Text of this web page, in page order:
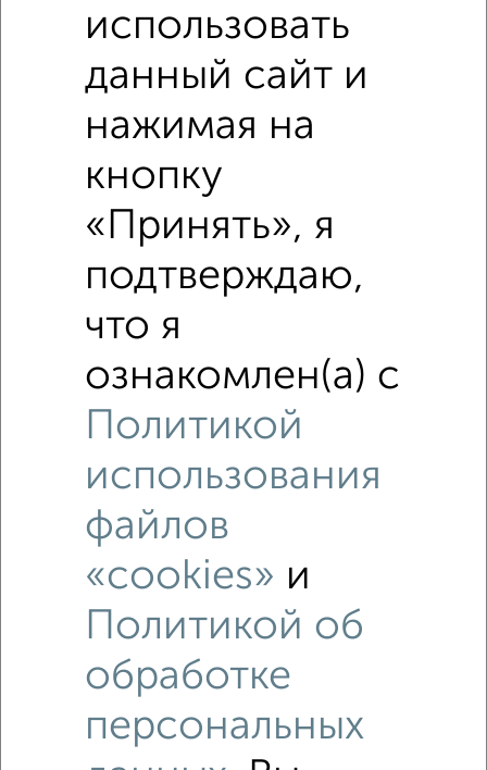
Похожие предложения рядом
Рядом, с меньшей ценой
использовать
данный сайт и
нажимая на
кнопку
«Принять», я
подтверждаю,
что я
ознакомлен(а) с
Политикой
использования
файлов
«cookies» и
Политикой об
обработке
персональных